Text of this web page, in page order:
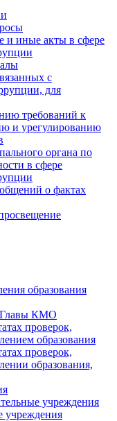
и иные акты в сфере
с
для
требований к
и урегулированию
органа по
в сфере
о фактах
образования
Главы КМО
проверок,
образования
проверок,
образования,
учреждения
учреждения